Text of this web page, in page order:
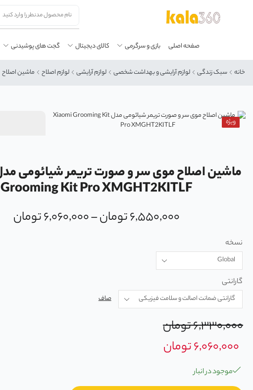
صفحه اصلی بازی و سرگرمی کالای دیجیتال گجت های پوشیدنی
خانه سبک زندگی لوازم آرایشی و بهداشت شخصی لوازم آرایشی لوازم اصلاح ماشین اصلاح
ویژه
Grooming Kit Pro XMGHT2KITLF
۶,۵۵۰,۰۰۰تومان–۶,۰۶۰,۰۰۰تومان
نسخه
گارانتی
صاف
۶,۳۳۰,۰۰۰تومان
۶,۰۶۰,۰۰۰تومان
موجود در انبار